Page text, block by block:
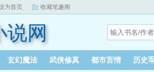
为首页 收藏笔趣阁
说网
玄幻魔法 武侠修真 都市言情 历史